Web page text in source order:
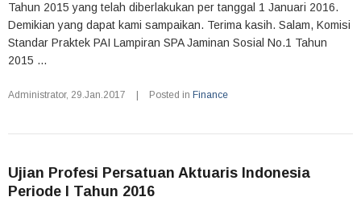
Tahun 2015 yang telah diberlakukan per tanggal 1 Januari 2016.
Demikian yang dapat kami sampaikan. Terima kasih. Salam, Komisi
Standar Praktek PAI Lampiran SPA Jaminan Sosial No.1 Tahun
2015 ...
Administrator, 29.Jan.2017 Posted in Finance
Ujian Profesi Persatuan Aktuaris Indonesia
Periode I Tahun 2016